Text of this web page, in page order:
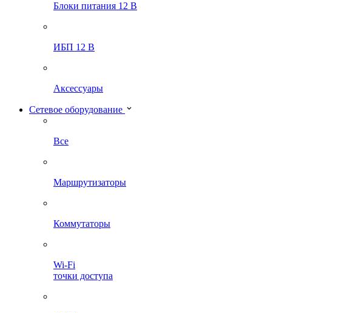
Блоки питания 12 В
ИБП 12 В
Аксессуары
Сетевое оборудование
Все
Маршрутизаторы
Коммутаторы
Wi-Fi
точки доступа